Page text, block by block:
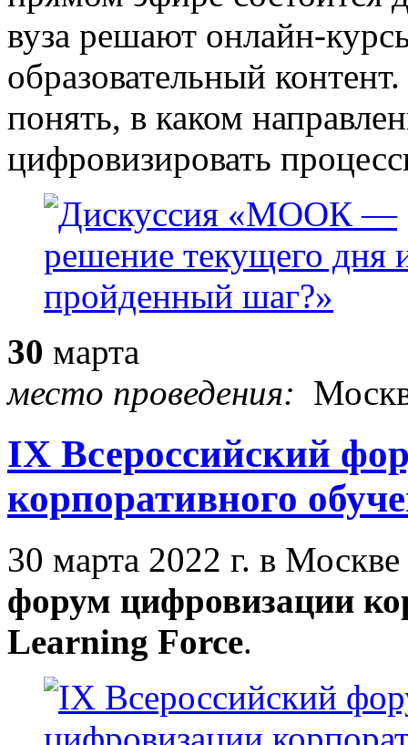
вуза решают онлайн-
образовательный
понять, в каком
цифровизировать
30 марта
место проведения:
IX Всероссийский
корпоративного
30 марта 2022 г. в
форум цифровизации
Learning Force.